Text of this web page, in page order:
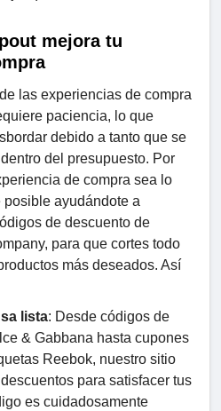
mejora tu
las experiencias de compra
paciencia, lo que
debido a tanto que se
del presupuesto. Por
de compra sea lo
ayudándote a
de descuento de
para que cortes todo
más deseados. Así
lista: Desde códigos de
& Gabbana hasta cupones
Reebok, nuestro sitio
para satisfacer tus
es cuidadosamente